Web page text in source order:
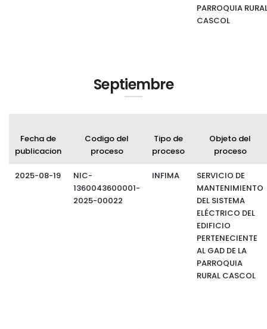
PARROQUIA
CASCOL
Septiembre
Fecha de
publicacion
Codigo del
proceso
Tipo de
proceso
Objeto del
proceso
2025-08-19
NIC-
1360043600001-
2025-00022
INFIMA
SERVICIO DE
MANTENIMIENTO
DEL SISTEMA
ELÉCTRICO DEL
EDIFICIO
PERTENECIENTE
AL GAD DE LA
PARROQUIA
RURAL CASCOL